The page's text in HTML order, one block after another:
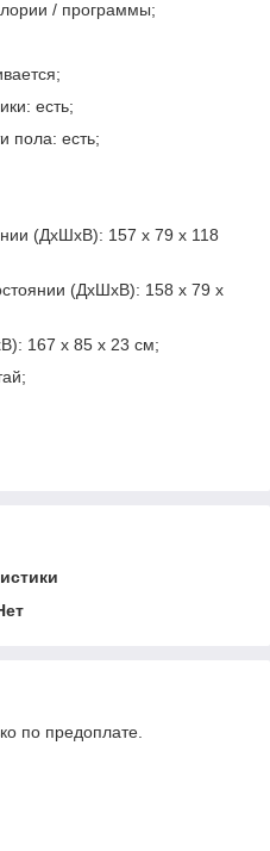
/ программы;
есть;
пола: есть;
(ДхШхВ): 157 х 79 х 118
(ДхШхВ): 158 х 79 х
167 х 85 х 23 см;
по предоплате.